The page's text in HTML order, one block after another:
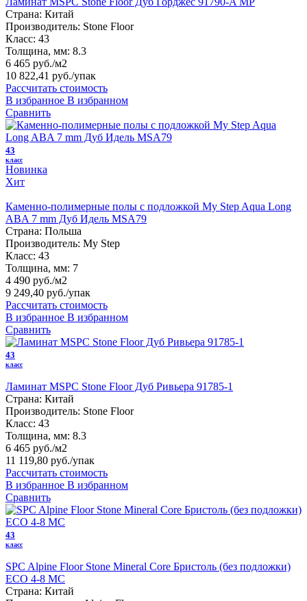
Страна: Китай
Производитель: Stone Floor
Класс: 43
Толщина, мм: 8.3
6 465 руб./м2
10 822,41 руб./упак
Рассчитать стоимость
В избранное В избранном
Сравнить
43
класс
Новинка
Хит
Каменно-полимерные полы с подложкой My Step Aqua Long
ABA 7 mm Дуб Идель MSA79
Страна: Польша
Производитель: My Step
Класс: 43
Толщина, мм: 7
4 490 руб./м2
9 249,40 руб./упак
Рассчитать стоимость
В избранное В избранном
Сравнить
43
класс
Ламинат MSPC Stone Floor Дуб Ривьера 91785-1
Страна: Китай
Производитель: Stone Floor
Класс: 43
Толщина, мм: 8.3
6 465 руб./м2
11 119,80 руб./упак
Рассчитать стоимость
В избранное В избранном
Сравнить
43
класс
SPC Alpine Floor Stone Mineral Core Бристоль (без подложки)
ECO 4-8 MC
Страна: Китай